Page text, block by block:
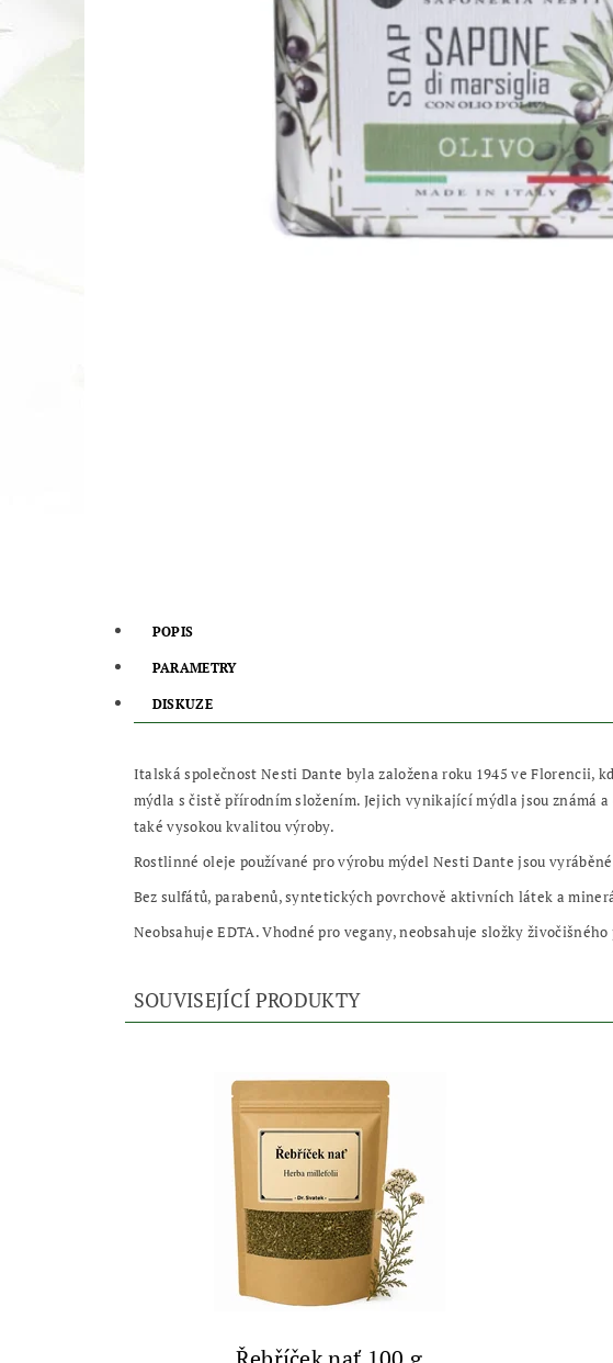
POPIS
PARAMETRY
DISKUZE
Italská společnost Nesti Dante byla založena roku 1945 ve Florencii,
mýdla s čistě přírodním složením. Jejich vynikající mýdla jsou známá
také vysokou kvalitou výroby.
Rostlinné oleje používané pro výrobu mýdel Nesti Dante jsou
Bez sulfátů, parabenů, syntetických povrchově aktivních látek a
Neobsahuje EDTA. Vhodné pro vegany, neobsahuje složky
SOUVISEJÍCÍ PRODUKTY